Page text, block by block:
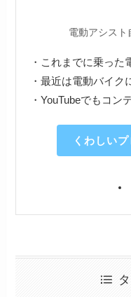
電動アシスト
・これまでに乗った
・最近は電動バイク
・YouTubeでもコン
くわしい